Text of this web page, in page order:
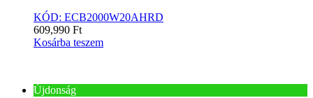
KÓD: ECB2000W20AHRD
609,990 Ft
Kosárba teszem
Újdonság